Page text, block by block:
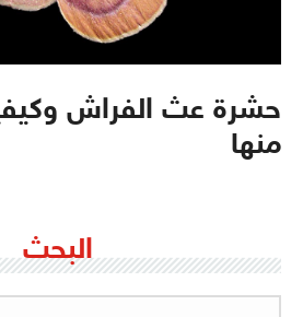
حشرة عث الفراش
منها
البحث